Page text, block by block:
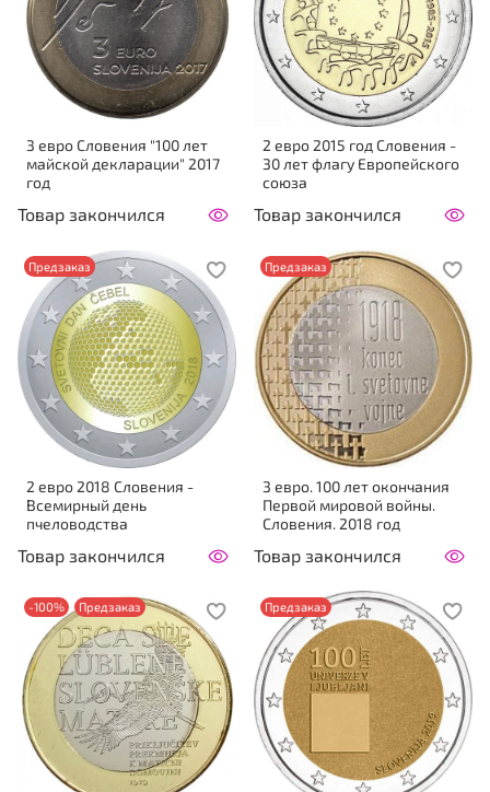
3 евро Словения "100 лет
майской декларации" 2017
год
Товар закончился
2 евро 2015 год Словения -
30 лет флагу Европейского
союза
Товар закончился
Предзаказ
2 евро 2018 Словения -
Всемирный день
пчеловодства
Товар закончился
Предзаказ
3 евро. 100 лет окончания
Первой мировой войны.
Словения. 2018 год
Товар закончился
-100% Предзаказ Предзаказ